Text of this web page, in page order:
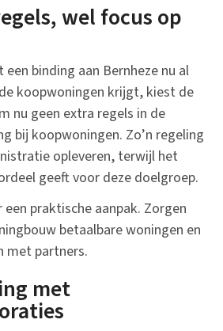
wel focus op
binding aan Bernheze nu al
koopwoningen krijgt, kiest de
nu geen extra regels in de
bij koopwoningen. Zo’n regeling
opleveren, terwijl het
geeft voor deze doelgroep.
praktische aanpak. Zorgen
betaalbare woningen en
met partners.
met